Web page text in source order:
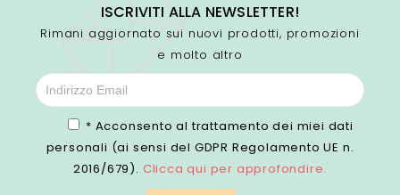
ISCRIVITI ALLA NEWSLETTER!
Rimani aggiornato sui nuovi prodotti, promozioni
e molto altro
* Acconsento al trattamento dei miei dati
personali (ai sensi del GDPR Regolamento UE n.
2016/679). Clicca qui per approfondire.